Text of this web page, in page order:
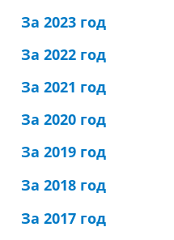
За 2023 год
За 2022 год
За 2021 год
За 2020 год
За 2019 год
За 2018 год
За 2017 год